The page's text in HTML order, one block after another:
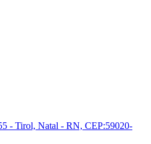
- Tirol, Natal - RN, CEP:59020-